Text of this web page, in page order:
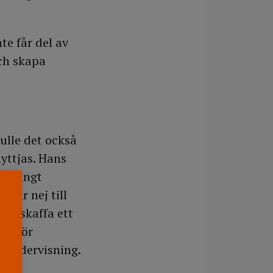
får del av
skapa
det också
Hans
långt
nej till
skaffa ett
för
undervisning.